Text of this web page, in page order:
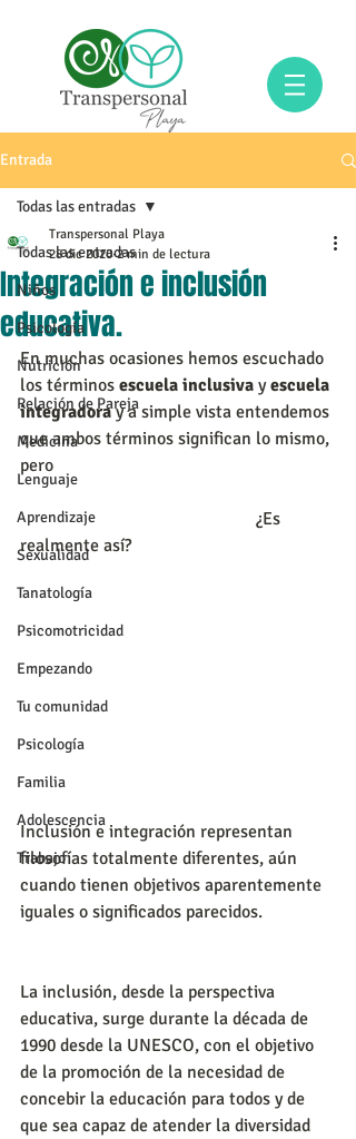
Entrada
Todas las entradas
Niños
Psicología
Nutrición
Relación de Pareja
Medicina
Lenguaje
Aprendizaje
Sexualidad
Tanatología
Psicomotricidad
Empezando
Tu comunidad
Psicología
Familia
Adolescencia
Trabajo
Todas las entradas
Integración e inclusión
educativa.
Transpersonal Playa
28 dic 2020 2 min de lectura
En muchas ocasiones hemos escuchado
los términos escuela inclusiva y escuela
integradora y a simple vista entendemos
que ambos términos significan lo mismo,
pero
                                                     ¿Es
realmente así?
Inclusión e integración representan
filosofías totalmente diferentes, aún
cuando tienen objetivos aparentemente
iguales o significados parecidos.
La inclusión, desde la perspectiva
educativa, surge durante la década de
1990 desde la UNESCO, con el objetivo
de la promoción de la necesidad de
concebir la educación para todos y de
que sea capaz de atender la diversidad